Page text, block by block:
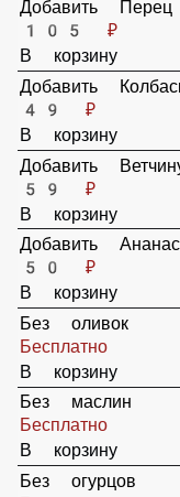
Добавить
89 ₽
В корзину
Добавить Перец
105 ₽
В корзину
Добавить
49 ₽
В корзину
Добавить Ветчину
В корзину
50 ₽
В корзину